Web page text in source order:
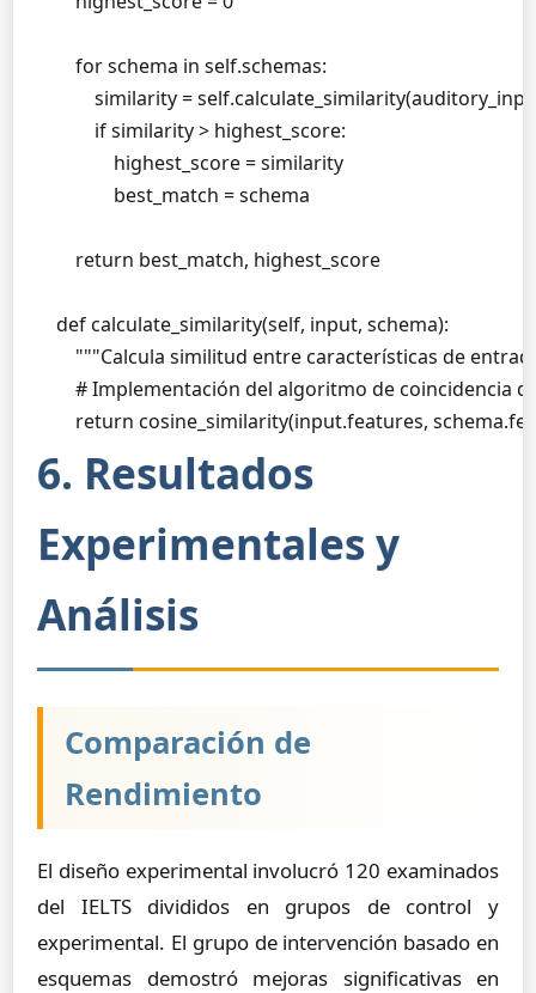
        for schema in self.schemas:
similarity =
            if similarity > highest_score:
                highest_score = similarity
                best_match = schema
        return best_match, highest_score
    def calculate_similarity(self, input, schema):
"""Calcula similitud entre características de
# Implementación del algoritmo de coincidencia
return cosine_similarity(input.features,
6. Resultados
Experimentales y
Análisis
Comparación de
Rendimiento
El diseño experimental involucró 120 examinados
del IELTS divididos en grupos de control y
experimental. El grupo de intervención basado en
esquemas demostró mejoras significativas en